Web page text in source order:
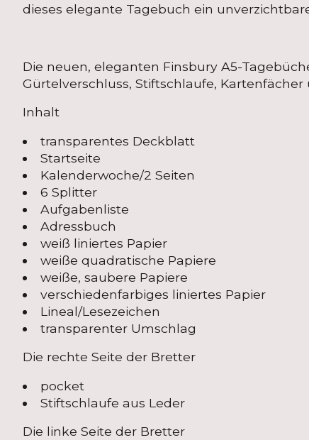
dieses elegante Tagebuch ein
Die neuen, eleganten Finsbury A5-
Gürtelverschluss, Stiftschlaufe,
Inhalt
transparentes Deckblatt
Startseite
Kalenderwoche/2 Seiten
6 Splitter
Aufgabenliste
Adressbuch
weiß liniertes Papier
weiße quadratische Papiere
weiße, saubere Papiere
verschiedenfarbiges liniertes Papier
Lineal/Lesezeichen
transparenter Umschlag
Die rechte Seite der Bretter
pocket
Stiftschlaufe aus Leder
Die linke Seite der Bretter